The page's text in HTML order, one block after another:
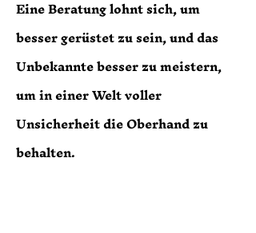
Eine Beratung lohnt sich, um
besser gerüstet zu sein, und das
Unbekannte besser zu meistern,
um in einer Welt voller
Unsicherheit die Oberhand zu
behalten.